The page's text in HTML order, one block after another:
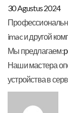
30 Agustus 2024
imac и другой
Мы предлагаем:
Наши мастера
устройства в